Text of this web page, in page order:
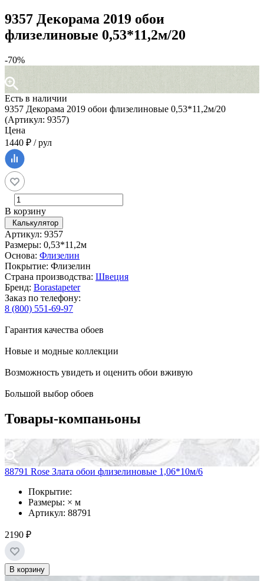
9357 Декорама 2019 обои
флизелиновые 0,53*11,2м/20
-70%
Есть в наличии
9357 Декорама 2019 обои флизелиновые 0,53*11,2м/20
(Артикул: 9357)
Цена
1440 ₽ / рул
В корзину
Калькулятор
Артикул: 9357
Размеры: 0,53*11,2м
Основа: Флизелин
Покрытие: Флизелин
Страна производства: Швеция
Бренд: Borastapeter
Заказ по телефону:
8 (800) 551-69-97
Гарантия качества обоев
Новые и модные коллекции
Возможность увидеть и оценить обои вживую
Большой выбор обоев
Товары-компаньоны
88791 Rose Злата обои флизелиновые 1,06*10м/6
Покрытие:
Размеры: × м
Артикул: 88791
2190 ₽
В корзину